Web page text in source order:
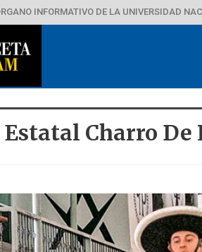
INFORMATIVO DE LA UNIVERSIDAD
Charro De